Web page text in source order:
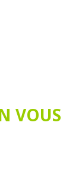
VOUS